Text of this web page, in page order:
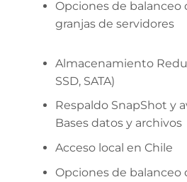
Opciones de balanceo
granjas de servidores
Almacenamiento
SSD, SATA)
Respaldo SnapShot y
Bases datos y archivos
Acceso local en Chile
Opciones de balanceo